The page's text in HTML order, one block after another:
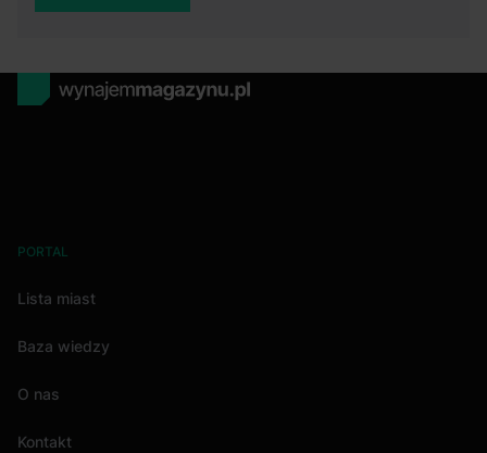
PORTAL
Lista miast
Baza wiedzy
O nas
Kontakt